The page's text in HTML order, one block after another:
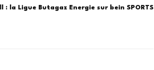
: la Ligue Butagaz Energie sur bein SPORTS